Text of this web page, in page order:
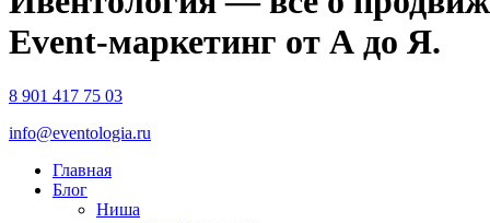
Event-маркетинг от А до Я.
8 901 417 75 03
info@eventologia.ru
Главная
Блог
Ниша